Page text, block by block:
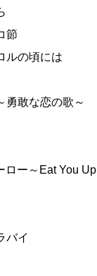
節
ルの頃には
勇敢な恋の歌～
ロー～Eat You Up
バイ